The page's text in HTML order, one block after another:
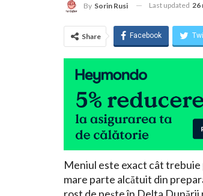
By Sorin Rusi Last updated 26
Share Facebook
Meniul este exact cât
mare parte alcătuit din